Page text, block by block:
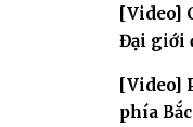
[Video]
Đại giới
[Video]
phía